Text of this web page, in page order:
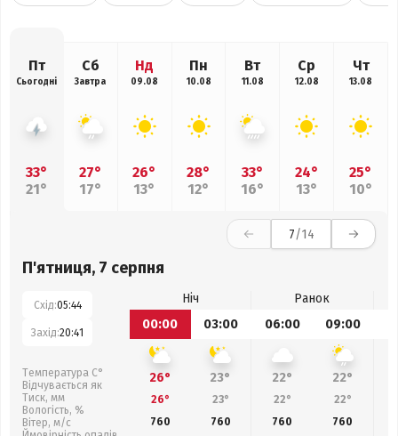
Пт
Сьогодні
33°
21°
Сб
Завтра
27°
17°
Нд
09.08
26°
13°
Пн
10.08
28°
12°
Вт
11.08
33°
16°
Ср
12.08
24°
13°
Чт
13.08
25°
10°
7/14
П'ятниця, 7 серпня
Схід:05:44
Захід:20:41
Температура С°
Відчувається як
Тиск, мм
Вологість, %
Вітер, м/с
Ніч
Ранок
00:00
03:00 06:00 09:00
26° 23° 22° 22°
26° 23° 22° 22°
760
760 760 760